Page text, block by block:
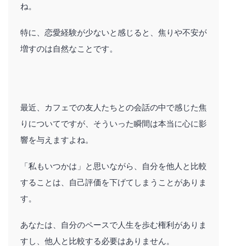
ね。
特に、恋愛経験が少ないと感じると、焦りや不安が
増すのは自然なことです。
最近、カフェでの友人たちとの会話の中で感じた焦
りについてですが、そういった瞬間は本当に心に影
響を与えますよね。
「私もいつかは」と思いながら、自分を他人と比較
することは、自己評価を下げてしまうことがありま
す。
あなたは、自分のペースで人生を歩む権利がありま
すし、他人と比較する必要はありません。